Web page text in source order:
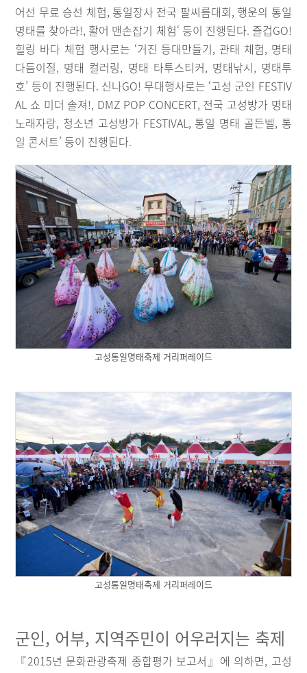
어선 무료 승선 체험, 통일장사 전국 팔씨름대회, 행운의 통일
명태를 찾아라!, 활어 맨손잡기 체험‘ 등이 진행된다. 즐겁GO!
힐링 바다 체험 행사로는 ‘거진 등대만들기, 관태 체험, 명태
다듬이질, 명태 컬러링, 명태 타투스티커, 명태낚시, 명태투
호’ 등이 진행된다. 신나GO! 무대행사로는 ‘고성 군인 FESTIV
AL 쇼 미더 솔져!, DMZ POP CONCERT, 전국 고성방가 명태
노래자랑, 청소년 고성방가 FESTIVAL, 통일 명태 골든벨, 통
일 콘서트’ 등이 진행된다.
고성통일명태축제 거리퍼레이드
고성통일명태축제 거리퍼레이드
군인, 어부, 지역주민이 어우러지는 축제
『2015년 문화관광축제 종합평가 보고서』에 의하면, 고성